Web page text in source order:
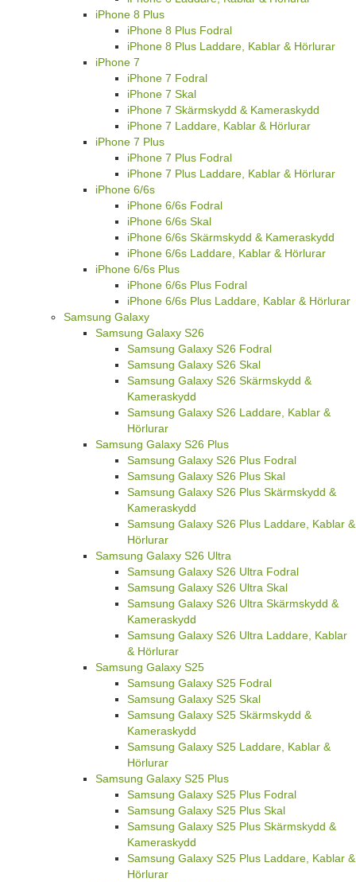
iPhone 8 Plus
iPhone 8 Plus Fodral
iPhone 8 Plus Laddare, Kablar & Hörlurar
iPhone 7
iPhone 7 Fodral
iPhone 7 Skal
iPhone 7 Skärmskydd & Kameraskydd
iPhone 7 Laddare, Kablar & Hörlurar
iPhone 7 Plus
iPhone 7 Plus Fodral
iPhone 7 Plus Laddare, Kablar & Hörlurar
iPhone 6/6s
iPhone 6/6s Fodral
iPhone 6/6s Skal
iPhone 6/6s Skärmskydd & Kameraskydd
iPhone 6/6s Laddare, Kablar & Hörlurar
iPhone 6/6s Plus
iPhone 6/6s Plus Fodral
iPhone 6/6s Plus Laddare, Kablar & Hörlurar
Samsung Galaxy
Samsung Galaxy S26
Samsung Galaxy S26 Fodral
Samsung Galaxy S26 Skal
Samsung Galaxy S26 Skärmskydd &
Kameraskydd
Samsung Galaxy S26 Laddare, Kablar &
Hörlurar
Samsung Galaxy S26 Plus
Samsung Galaxy S26 Plus Fodral
Samsung Galaxy S26 Plus Skal
Samsung Galaxy S26 Plus Skärmskydd &
Kameraskydd
Samsung Galaxy S26 Plus Laddare, Kablar &
Hörlurar
Samsung Galaxy S26 Ultra
Samsung Galaxy S26 Ultra Fodral
Samsung Galaxy S26 Ultra Skal
Samsung Galaxy S26 Ultra Skärmskydd &
Kameraskydd
Samsung Galaxy S26 Ultra Laddare, Kablar
& Hörlurar
Samsung Galaxy S25
Samsung Galaxy S25 Fodral
Samsung Galaxy S25 Skal
Samsung Galaxy S25 Skärmskydd &
Kameraskydd
Samsung Galaxy S25 Laddare, Kablar &
Hörlurar
Samsung Galaxy S25 Plus
Samsung Galaxy S25 Plus Fodral
Samsung Galaxy S25 Plus Skal
Samsung Galaxy S25 Plus Skärmskydd &
Kameraskydd
Samsung Galaxy S25 Plus Laddare, Kablar &
Hörlurar